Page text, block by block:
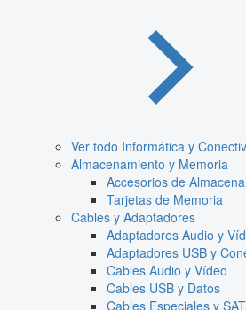
Ver todo Informática y
Almacenamiento y Memoria
Accesorios de
Tarjetas de Memoria
Cables y Adaptadores
Adaptadores Audio y
Adaptadores USB y
Cables Audio y Vídeo
Cables USB y Datos
Cables Especiales y